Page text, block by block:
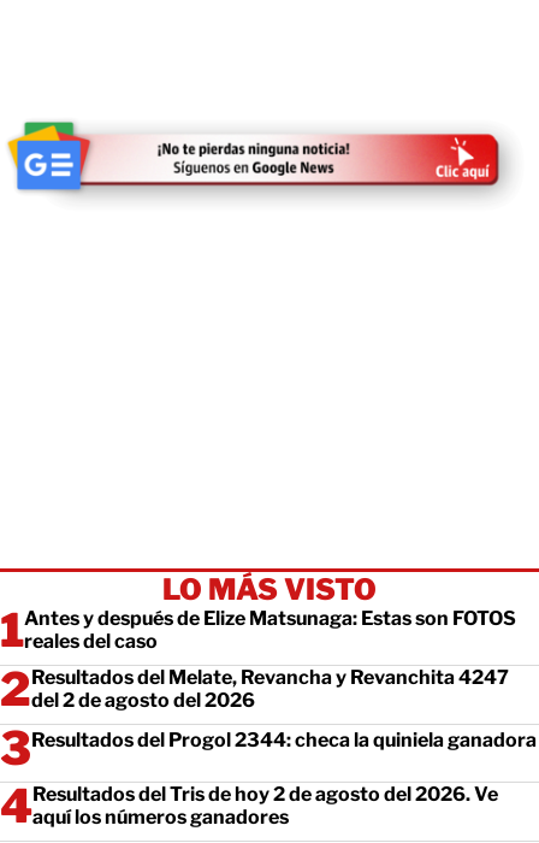
LO MÁS VISTO
Antes y después de Elize Matsunaga: Estas son FOTOS
reales del caso
Resultados del Melate, Revancha y Revanchita 4247
del 2 de agosto del 2026
Resultados del Progol 2344: checa la quiniela ganadora
Resultados del Tris de hoy 2 de agosto del 2026. Ve
aquí los números ganadores